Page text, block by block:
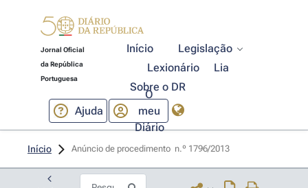
Jornal Oficial
da República
Portuguesa
Início
Legislação
Lexionário
Lia
Sobre o DR
Ajuda
O
meu
Diário
Início Anúncio de procedimento  n.º 1796/2013